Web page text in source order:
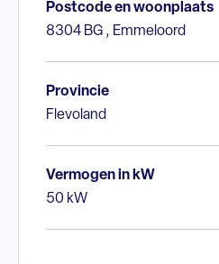
Postcode en woonplaats
8304 BG , Emmeloord
Provincie
Flevoland
Vermogen in kW
50 kW